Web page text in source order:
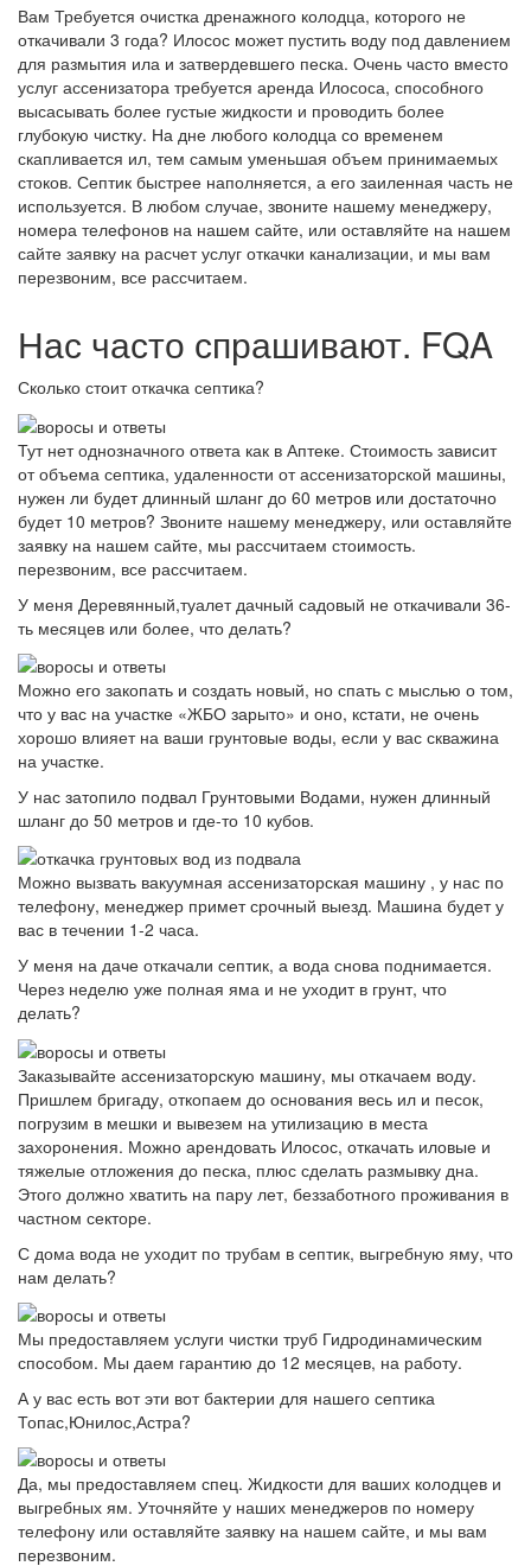
Вам Требуется очистка дренажного колодца, которого не
откачивали 3 года? Илосос может пустить воду под давлением
для размытия ила и затвердевшего песка. Очень часто вместо
услуг ассенизатора требуется аренда Илососа, способного
высасывать более густые жидкости и проводить более
глубокую чистку. На дне любого колодца со временем
скапливается ил, тем самым уменьшая объем принимаемых
стоков. Септик быстрее наполняется, а его заиленная часть не
используется. В любом случае, звоните нашему менеджеру,
номера телефонов на нашем сайте, или оставляйте на нашем
сайте заявку на расчет услуг откачки канализации, и мы вам
перезвоним, все рассчитаем.
Нас часто спрашивают. FQA
Сколько стоит откачка септика?
Тут нет однозначного ответа как в Аптеке. Стоимость зависит
от объема септика, удаленности от ассенизаторской машины,
нужен ли будет длинный шланг до 60 метров или достаточно
будет 10 метров? Звоните нашему менеджеру, или оставляйте
заявку на нашем сайте, мы рассчитаем стоимость.
перезвоним, все рассчитаем.
У меня Деревянный,туалет дачный садовый не откачивали 36-
ть месяцев или более, что делать?
Можно его закопать и создать новый, но спать с мыслью о том,
что у вас на участке «ЖБО зарыто» и оно, кстати, не очень
хорошо влияет на ваши грунтовые воды, если у вас скважина
на участке.
У нас затопило подвал Грунтовыми Водами, нужен длинный
шланг до 50 метров и где-то 10 кубов.
Можно вызвать вакуумная ассенизаторская машину , у нас по
телефону, менеджер примет срочный выезд. Машина будет у
вас в течении 1-2 часа.
У меня на даче откачали септик, а вода снова поднимается.
Через неделю уже полная яма и не уходит в грунт, что
делать?
Заказывайте ассенизаторскую машину, мы откачаем воду.
Пришлем бригаду, откопаем до основания весь ил и песок,
погрузим в мешки и вывезем на утилизацию в места
захоронения. Можно арендовать Илосос, откачать иловые и
тяжелые отложения до песка, плюс сделать размывку дна.
Этого должно хватить на пару лет, беззаботного проживания в
частном секторе.
С дома вода не уходит по трубам в септик, выгребную яму, что
нам делать?
Мы предоставляем услуги чистки труб Гидродинамическим
способом. Мы даем гарантию до 12 месяцев, на работу.
А у вас есть вот эти вот бактерии для нашего септика
Топас,Юнилос,Астра?
Да, мы предоставляем спец. Жидкости для ваших колодцев и
выгребных ям. Уточняйте у наших менеджеров по номеру
телефону или оставляйте заявку на нашем сайте, и мы вам
перезвоним.